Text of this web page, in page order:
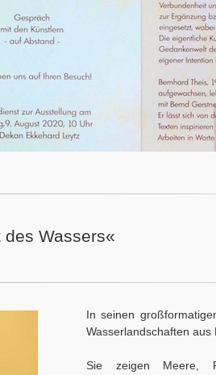
Wassers«
In seinen
Wasserlandschaften aus
Sie zeigen Meere,